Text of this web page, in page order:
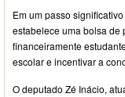
Em um passo
estabelece uma bolsa de
financeiramente
escolar e incentivar a
O deputado Zé Inácio,